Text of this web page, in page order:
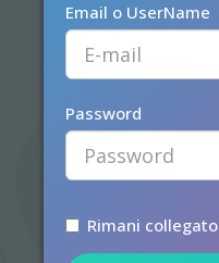
Email o UserName
Password
Rimani collegato